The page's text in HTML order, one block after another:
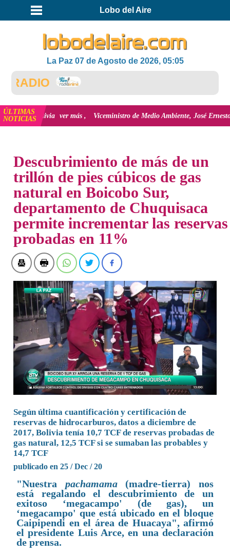
Lobo del Aire
La Paz 07 de Agosto de 2026, 05:05
ÚLTIMAS
NOTICIAS
Bolivia ver más Viceministro de Medio Ambiente, José Ernesto Ávila:
Descubrimiento de más de un
trillón de pies cúbicos de gas
natural en Boicobo Sur,
departamento de Chuquisaca
permite incrementar las reservas
probadas en 11%
Según última cuantificación y certificación de
reservas de hidrocarburos, datos a diciembre de
2017, Bolivia tenía 10,7 TCF de reservas probadas de
gas natural, 12,5 TCF si se sumaban las probables y
14,7 TCF
publicado en 25 / Dec / 20
"Nuestra pachamama(madre-tierra) nos
está regalando el descubrimiento de un
exitoso ‘megacampo' (de gas), un
‘megacampo' que está ubicado en el bloque
Caipipendi en el área de Huacaya", afirmó
el presidente Luis Arce, en una declaración
de prensa.